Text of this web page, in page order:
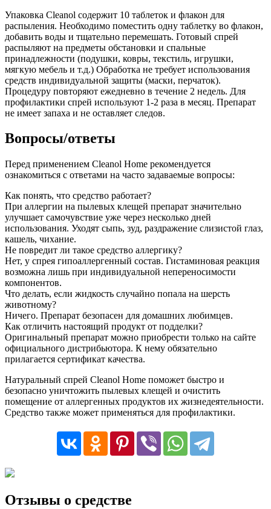
Упаковка Cleanol содержит 10 таблеток и флакон для
распыления. Необходимо поместить одну таблетку во флакон,
добавить воды и тщательно перемешать. Готовый спрей
распыляют на предметы обстановки и спальные
принадлежности (подушки, ковры, текстиль, игрушки,
мягкую мебель и т.д.) Обработка не требует использования
средств индивидуальной защиты (маски, перчаток).
Процедуру повторяют ежедневно в течение 2 недель. Для
профилактики спрей используют 1-2 раза в месяц. Препарат
не имеет запаха и не оставляет следов.
Вопросы/ответы
Перед применением Cleanol Home рекомендуется
ознакомиться с ответами на часто задаваемые вопросы:
Как понять, что средство работает?
При аллергии на пылевых клещей препарат значительно
улучшает самочувствие уже через несколько дней
использования. Уходят сыпь, зуд, раздражение слизистой глаз,
кашель, чихание.
Не повредит ли такое средство аллергику?
Нет, у спрея гипоаллергенный состав. Гистаминовая реакция
возможна лишь при индивидуальной непереносимости
компонентов.
Что делать, если жидкость случайно попала на шерсть
животному?
Ничего. Препарат безопасен для домашних любимцев.
Как отличить настоящий продукт от подделки?
Оригинальный препарат можно приобрести только на сайте
официального дистрибьютора. К нему обязательно
прилагается сертификат качества.
Натуральный спрей Cleanol Home поможет быстро и
безопасно уничтожить пылевых клещей и очистить
помещение от аллергенных продуктов их жизнедеятельности.
Средство также может применяться для профилактики.
Отзывы о средстве